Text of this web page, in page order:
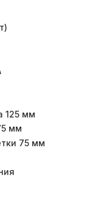
125 мм
мм
75 мм